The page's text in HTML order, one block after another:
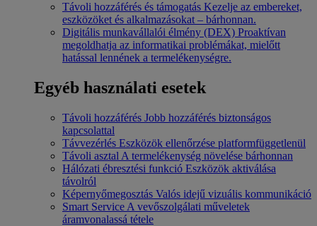
Távoli hozzáférés és támogatás Kezelje az embereket,
eszközöket és alkalmazásokat – bárhonnan.
Digitális munkavállalói élmény (DEX) Proaktívan
megoldhatja az informatikai problémákat, mielőtt
hatással lennének a termelékenységre.
Egyéb használati esetek
Távoli hozzáférés Jobb hozzáférés biztonságos
kapcsolattal
Távvezérlés Eszközök ellenőrzése platformfüggetlenül
Távoli asztal A termelékenység növelése bárhonnan
Hálózati ébresztési funkció Eszközök aktiválása
távolról
Képernyőmegosztás Valós idejű vizuális kommunikáció
Smart Service A vevőszolgálati műveletek
áramvonalassá tétele